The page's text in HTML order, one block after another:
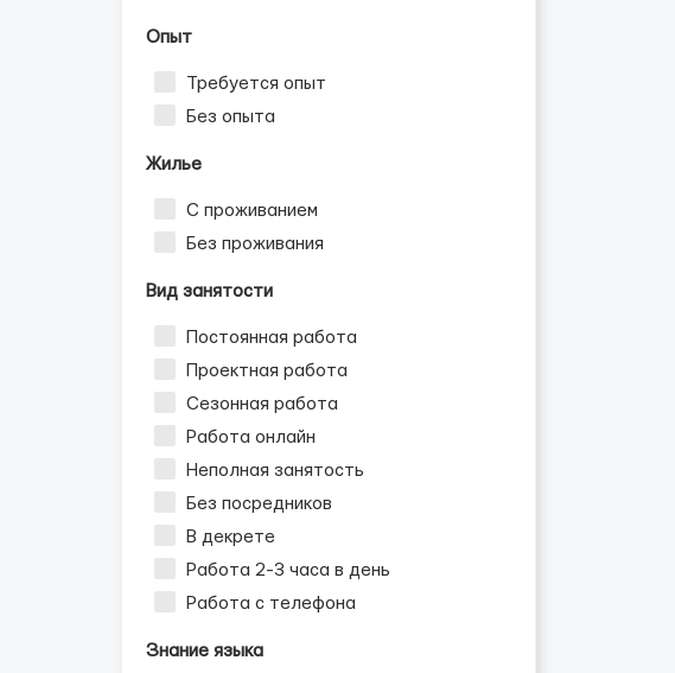
Опыт
Требуется опыт
Без опыта
Жилье
С проживанием
Без проживания
Вид занятости
Постоянная работа
Проектная работа
Сезонная работа
Работа онлайн
Неполная занятость
Без посредников
В декрете
Работа 2-3 часа в день
Работа с телефона
Знание языка